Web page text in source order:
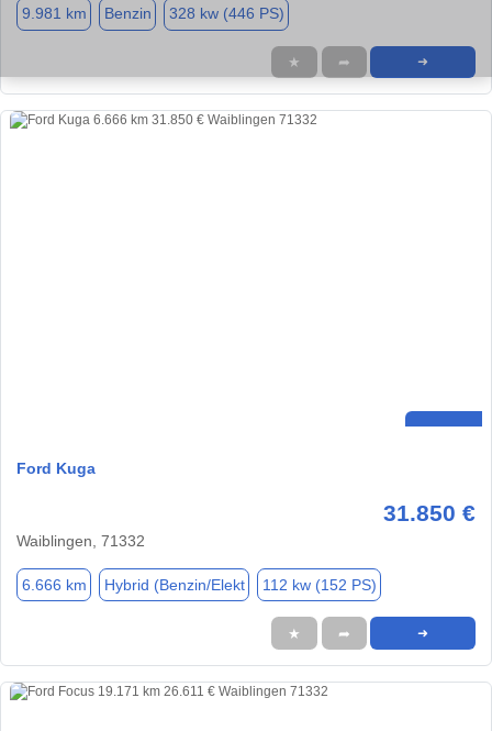
9.981 km Benzin 328 kw (446 PS)
★ ➦ ➜
Ford Kuga
31.850 €
Waiblingen, 71332
6.666 km Hybrid (Benzin/Elekt 112 kw (152 PS)
★ ➦ ➜